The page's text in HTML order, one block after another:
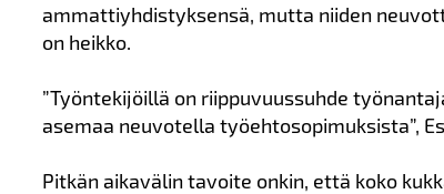
ammattiyhdistyksensä, mutta niiden
on heikko.
”Työntekijöillä on riippuvuussuhde
asemaa neuvotella työehtosopimuksista”,
Pitkän aikavälin tavoite onkin, että koko